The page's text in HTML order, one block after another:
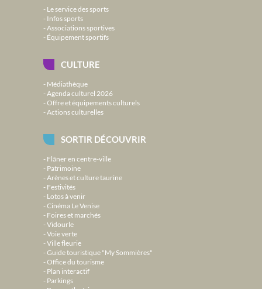
Le service des sports
Infos sports
Associations sportives
Équipement sportifs
CULTURE
Médiathèque
Agenda culturel 2026
Offre et équipements culturels
Actions culturelles
SORTIR DÉCOUVRIR
Flâner en centre-ville
Patrimoine
Arènes et culture taurine
Festivités
Lotos à venir
Cinéma Le Venise
Foires et marchés
Vidourle
Voie verte
Ville fleurie
Guide touristique "My Sommières"
Office du tourisme
Plan interactif
Parkings